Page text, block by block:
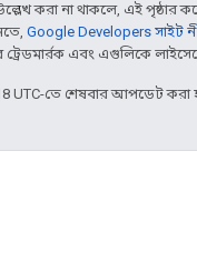
করা না থাকলে, এই পৃষ্ঠার
Google Developers সাইট
এবং এগুলিকে
UTC-তে শেষবার আপডেট করা